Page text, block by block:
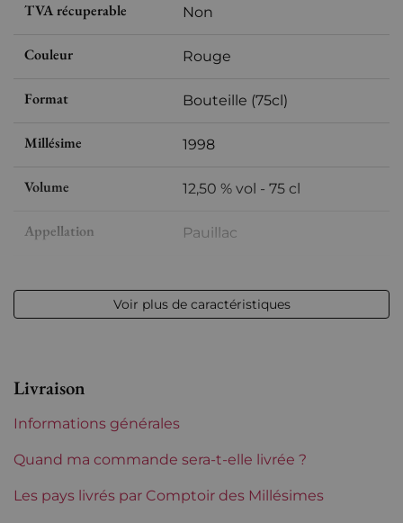
TVA récuperable Non
Couleur Rouge
Format Bouteille (75cl)
Millésime 1998
Volume 12,50 % vol - 75 cl
Appellation Pauillac
Etiquette Parfaite
Maturité À garder
Châteaux de Bordeaux Croizet Bages
Voir plus de caractéristiques
Livraison
Informations générales
Quand ma commande sera-t-elle livrée ?
Les pays livrés par Comptoir des Millésimes